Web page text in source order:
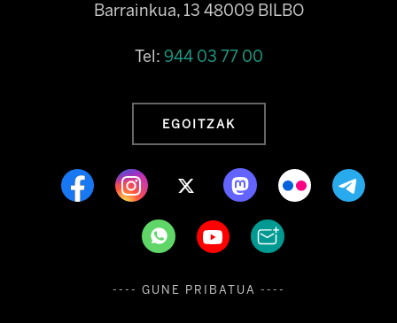
Barrainkua, 13 48009 BILBO
Tel: 944 03 77 00
EGOITZAK
---- GUNE PRIBATUA ----